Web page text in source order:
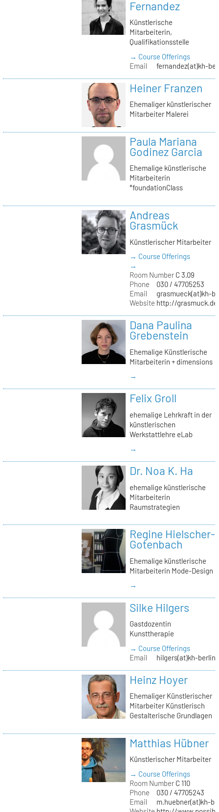
Fernandez
Künstlerische
Mitarbeiterin,
Qualifikationsstelle
→ Course Offerings
Email
fernandez(at)kh-
Heiner Franzen
Ehemaliger künstlerischer
Mitarbeiter Malerei
Paula Mariana
Godinez Garcia
Ehemalige künstlerische
Mitarbeiterin
*foundationClass
Andreas
Grasmück
Künstlerischer Mitarbeiter
→ Course Offerings
→
Room NumberC 3.09
Phone
030 / 47705253
Email
grasmueck(at)kh-
Website http://
Dana Paulina
Grebenstein
Ehemalige Künstlerische
Mitarbeiterin + dimensions
→
Felix Groll
ehemalige Lehrkraft in der
künstlerischen
Werkstattlehre eLab
→
Dr. Noa K. Ha
ehemalige künstlerische
Mitarbeiterin
Raumstrategien
Regine Hielscher-
Gotenbach
Ehemalige künstlerische
Mitarbeiterin Mode-Design
→
Silke Hilgers
Gastdozentin
Kunsttherapie
→ Course Offerings
Email
hilgers(at)kh-
Heinz Hoyer
Ehemaliger Künstlerischer
Mitarbeiter Künstlerisch
Gestalterische Grundlagen
Matthias Hübner
Künstlerischer Mitarbeiter
→ Course Offerings
Room NumberC 110
Phone
030 / 47705243
Email
m.huebner(at)kh-